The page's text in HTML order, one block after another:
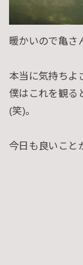
暖かいので亀さ
本当に気持ちよ
僕はこれを観る
(笑)。
今日も良いこと